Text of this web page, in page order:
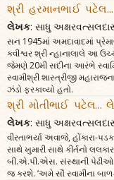
શ્રી હરમાનભાઈ
લેખક: સાધુ
સન 1945માં અમદાવાદમાં
કવીશ્વર શ્રી ન્હાનાલાલે આ
જેમણે 20મી સદીના આરંભે
સ્વામીશ્રી શાસ્ત્રીજી
ઝંડો ફરકાવ્યો હતો.
શ્રી મોતીભાઈ પટેલ...
લેખક: સાધુ
વીરતાભર્યા અવાજે, હોંકારા-
સાથે ખુમારી સાથે કીર્તનો
બી.એ.પી.એસ. સંસ્થાની પેઢીઓ
જ કરશે. ‘અમે સૌ સ્વામીના